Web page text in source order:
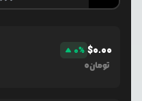
0% $0.00
0تومان